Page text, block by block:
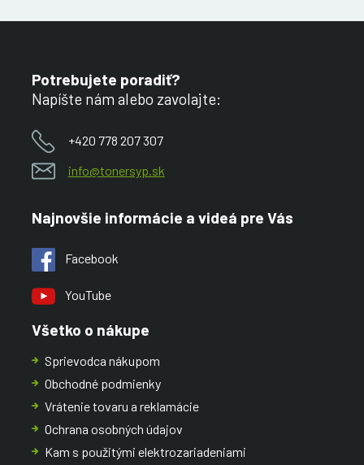
Potrebujete poradiť?
Napíšte nám alebo zavolajte:
+420 778 207 307
info@tonersyp.sk
Najnovšie informácie a videá pre Vás
Facebook
YouTube
Všetko o nákupe
Sprievodca nákupom
Obchodné podmienky
Vrátenie tovaru a reklamácie
Ochrana osobných údajov
Kam s použitými elektrozariadeniami